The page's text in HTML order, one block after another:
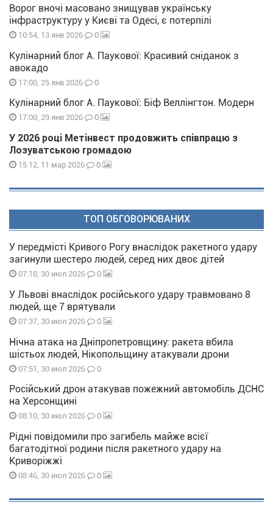
Ворог вночі масовано знищував українську
інфраструктуру у Києві та Одесі, є потерпілі
10:54, 13 янв 2026 0
Кулінарний блог А. Паукової: Красивий сніданок з
авокадо
17:00, 25 янв 2026 0
Кулінарний блог А. Паукової: Біф Веллінгтон. Модерн
17:00, 29 янв 2026 0
У 2026 році Метінвест продовжить співпрацю з
Лозуватською громадою
15:12, 11 мар 2026 0
ТОП ОБГОВОРЮВАНИХ
У передмісті Кривого Рогу внаслідок ракетного удару
загинули шестеро людей, серед них двоє дітей
07:18, 30 июл 2026 0
У Львові внаслідок російського удару травмовано 8
людей, ще 7 врятували
07:37, 30 июл 2026 0
Нічна атака на Дніпропетровщину: ракета вбила
шістьох людей, Нікопольщину атакували дрони
07:51, 30 июл 2026 0
Російський дрон атакував пожежний автомобіль ДСНС
на Херсонщині
08:10, 30 июл 2026 0
Рідні повідомили про загибель майже всієї
багатодітної родини після ракетного удару на
Криворіжжі
08:46, 30 июл 2026 0